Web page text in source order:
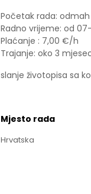
Početak rada: odmah
Radno vrijeme: od
Plaćanje : 7,00 €/h
Trajanje: oko 3
slanje životopisa sa
Mjesto rada
Hrvatska